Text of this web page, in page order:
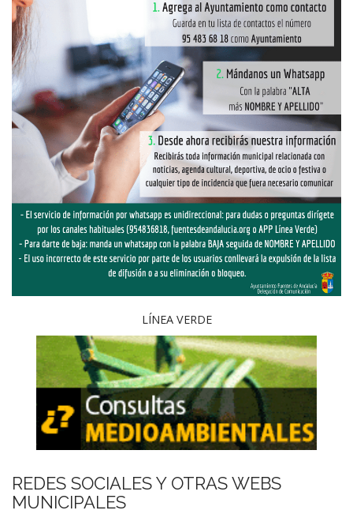
LÍNEA VERDE
REDES SOCIALES Y OTRAS WEBS
MUNICIPALES